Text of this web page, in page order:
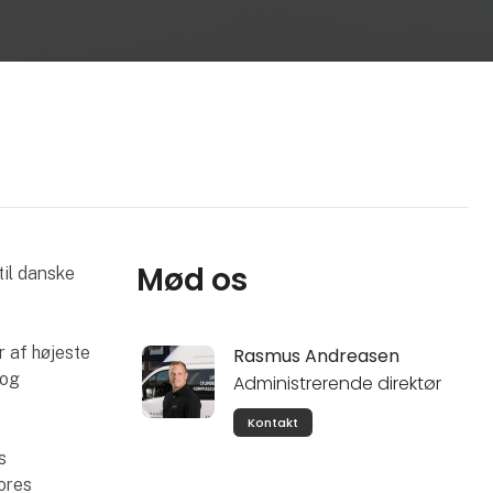
danske
af højeste
Mød os
Rasmus Andreasen
Administrerende direktør
Kontakt